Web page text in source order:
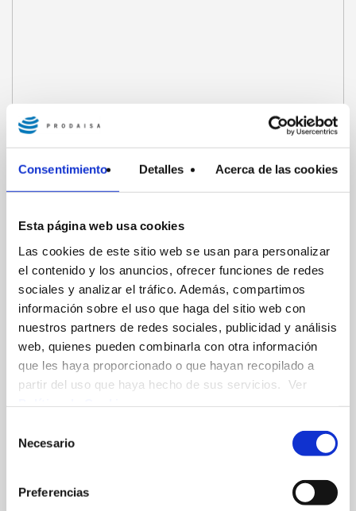
Consentimiento Detalles Acerca de las cookies
Esta página web usa cookies
Las cookies de este sitio web se usan para personalizar
el contenido y los anuncios, ofrecer funciones de redes
sociales y analizar el tráfico. Además, compartimos
información sobre el uso que haga del sitio web con
nuestros partners de redes sociales, publicidad y análisis
web, quienes pueden combinarla con otra información
que les haya proporcionado o que hayan recopilado a
partir del uso que haya hecho de sus servicios. Ver
Necesario
Preferencias